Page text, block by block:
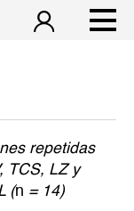
repetidas
TCS, LZ y
(n = 14)